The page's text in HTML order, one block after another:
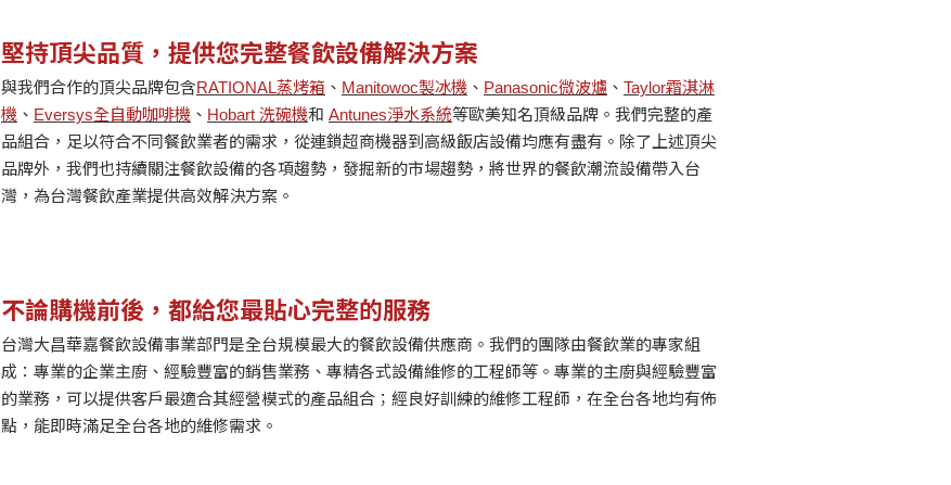
堅持頂尖品質，提供您完整餐飲設備解決方案
與我們合作的頂尖品牌包含RATIONAL蒸烤箱 、 Manitowoc製冰機 、 Panasonic微波爐 、 Taylor霜淇淋
機 、 Eversys全自動咖啡機 、 Hobart 洗碗機和 Antunes淨水系統等歐美知名頂級品牌。我們完整的產
品組合，足以符合不同餐飲業者的需求，從連鎖超商機器到高級飯店設備均應有盡有。除了上述頂尖
品牌外，我們也持續關注餐飲設備的各項趨勢，發掘新的市場趨勢，將世界的餐飲潮流設備帶入台
灣，為台灣餐飲產業提供高效解決方案。
不論購機前後，都給您最貼心完整的服務
台灣大昌華嘉餐飲設備事業部門是全台規模最大的餐飲設備供應商。我們的團隊由餐飲業的專家組
成：專業的企業主廚、經驗豐富的銷售業務、專精各式設備維修的工程師等。專業的主廚與經驗豐富
的業務，可以提供客戶最適合其經營模式的產品組合；經良好訓練的維修工程師，在全台各地均有佈
點，能即時滿足全台各地的維修需求。